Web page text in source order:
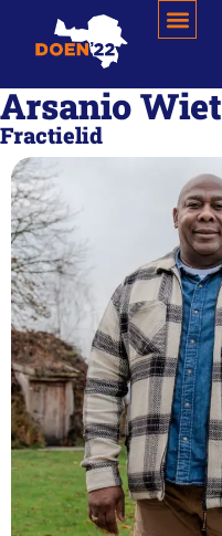
Arsanio Wiet
Fractielid